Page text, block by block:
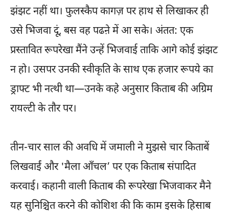
झंझट नहीं था। फुलस्कैप कागज़ पर हाथ से लिखाकर ही
उसे भिजवा दूं, बस वह पढऩे में आ सके। अंतत: एक
प्रस्तावित रूपरेखा मैंने उन्हें भिजवाई ताकि आगे कोई झंझट
न हो। उसपर उनकी स्वीकृति के साथ एक हजार रूपये का
ड्राफ्ट भी नत्थी था—उनके कहे अनुसार किताब की अग्रिम
रायल्टी के तौर पर।
तीन-चार साल की अवधि में जमाली ने मुझसे चार किताबें
लिखवाईं और 'मैला आँचल’ पर एक किताब संपादित
करवाई। कहानी वाली किताब की रूपरेखा भिजवाकर मैने
यह सुनिश्चित करने की कोशिश की कि काम इसके हिसाब